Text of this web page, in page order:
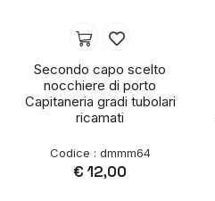
Secondo capo scelto
nocchiere di porto
Capitaneria gradi tubolari
ricamati
Codice : dmmm64
€ 12,00